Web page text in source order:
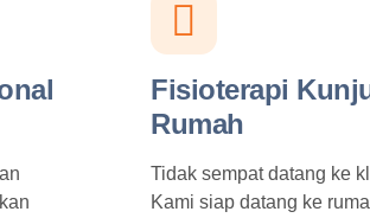
Fisioterapi
Rumah
Tidak sempat datang ke
Kami siap datang ke